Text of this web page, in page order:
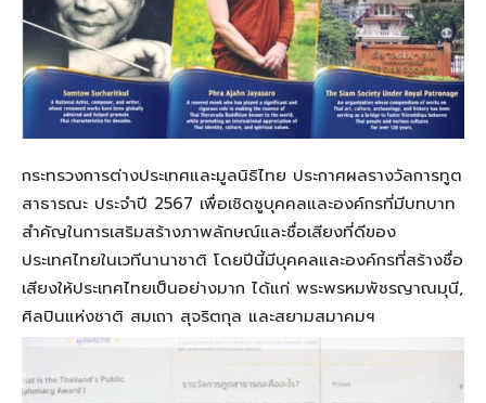
กระทรวงการต่างประเทศและมูลนิธิไทย ประกาศผลรางวัลการทูต
สาธารณะ ประจำปี 2567 เพื่อเชิดชูบุคคลและองค์กรที่มีบทบาท
สำคัญในการเสริมสร้างภาพลักษณ์และชื่อเสียงที่ดีของ
ประเทศไทยในเวทีนานาชาติ โดยปีนี้มีบุคคลและองค์กรที่สร้างชื่อ
เสียงให้ประเทศไทยเป็นอย่างมาก ได้แก่ พระพรหมพัชรญาณมุนี,
ศิลปินแห่งชาติ สมเถา สุจริตกุล และสยามสมาคมฯ